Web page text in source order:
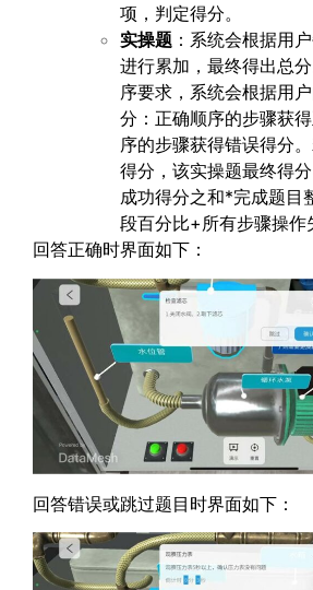
项，判定得分。
实操题 ：系统会根据用
进行累加，最终得出总
序要求，系统会根据用
分：正确顺序的步骤获
序的步骤获得错误得分
得分，该实操题最终得
成功得分之和*完成题目
段百分比+所有步骤操作
回答正确时界面如下：
回答错误或跳过题目时界面如下：